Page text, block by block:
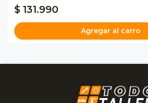
$ 131.990
Agregar al carro